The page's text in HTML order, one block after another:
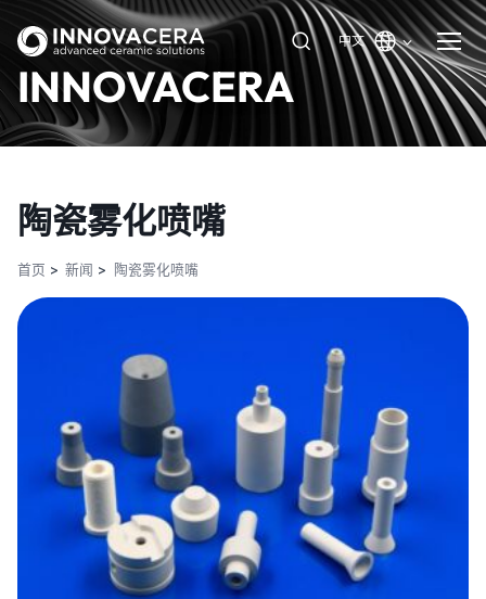
中文
INNOVACERA
陶瓷雾化喷嘴
首页 新闻 陶瓷雾化喷嘴